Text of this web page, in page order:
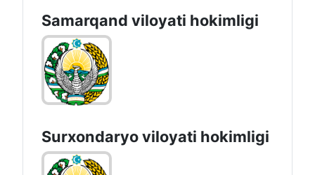
Samarqand viloyati hokimligi
Surxondaryo vilоyati hоkimligi